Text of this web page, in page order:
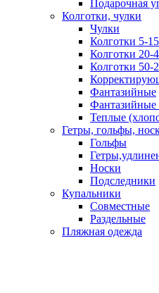
Подарочная
Колготки, чулки
Чулки
Колготки 5-
Колготки 20-
Колготки 50-
Фантазийные
Фантазийные
Теплые
Гетры, гольфы,
Гольфы
Носки
Подследники
Купальники
Совместные
Раздельные
Пляжная одежда